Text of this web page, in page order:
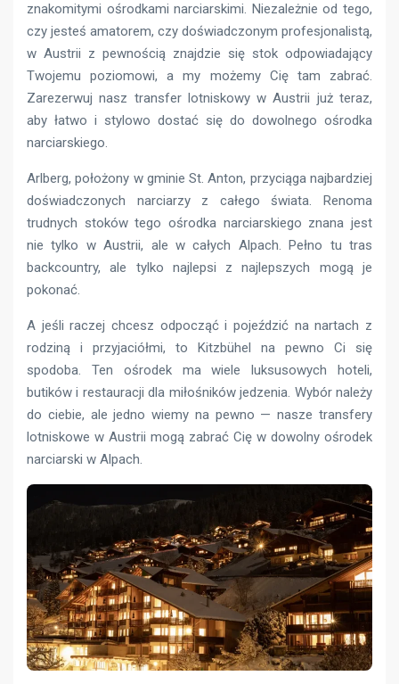
znakomitymi ośrodkami narciarskimi. Niezależnie od tego,
czy jesteś amatorem, czy doświadczonym profesjonalistą,
w Austrii z pewnością znajdzie się stok odpowiadający
Twojemu poziomowi, a my możemy Cię tam zabrać.
Zarezerwuj nasz transfer lotniskowy w Austrii już teraz,
aby łatwo i stylowo dostać się do dowolnego ośrodka
narciarskiego.
Arlberg, położony w gminie St. Anton, przyciąga najbardziej
doświadczonych narciarzy z całego świata. Renoma
trudnych stoków tego ośrodka narciarskiego znana jest
nie tylko w Austrii, ale w całych Alpach. Pełno tu tras
backcountry, ale tylko najlepsi z najlepszych mogą je
pokonać.
A jeśli raczej chcesz odpocząć i pojeździć na nartach z
rodziną i przyjaciółmi, to Kitzbühel na pewno Ci się
spodoba. Ten ośrodek ma wiele luksusowych hoteli,
butików i restauracji dla miłośników jedzenia. Wybór należy
do ciebie, ale jedno wiemy na pewno — nasze transfery
lotniskowe w Austrii mogą zabrać Cię w dowolny ośrodek
narciarski w Alpach.